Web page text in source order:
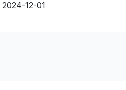
2024-12-01